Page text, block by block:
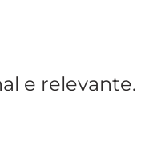
e relevante.